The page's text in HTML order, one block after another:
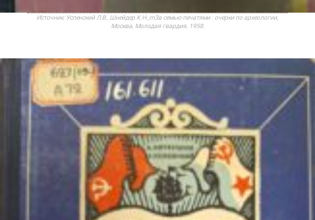
Источник: Успенский Л.В., Шнейдер К.Н.,rnЗа семью печатями : очерки по археологии,
Москва, Молодая гвардия, 1958.